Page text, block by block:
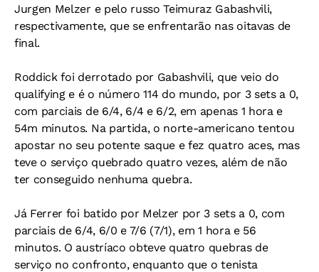
Jurgen Melzer e pelo russo Teimuraz Gabashvili,
respectivamente, que se enfrentarão nas oitavas de
final.
Roddick foi derrotado por Gabashvili, que veio do
qualifying e é o número 114 do mundo, por 3 sets a 0,
com parciais de 6/4, 6/4 e 6/2, em apenas 1 hora e
54m minutos. Na partida, o norte-americano tentou
apostar no seu potente saque e fez quatro aces, mas
teve o serviço quebrado quatro vezes, além de não
ter conseguido nenhuma quebra.
Já Ferrer foi batido por Melzer por 3 sets a 0, com
parciais de 6/4, 6/0 e 7/6 (7/1), em 1 hora e 56
minutos. O austríaco obteve quatro quebras de
serviço no confronto, enquanto que o tenista